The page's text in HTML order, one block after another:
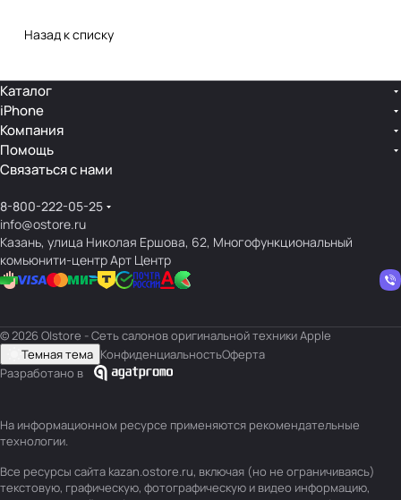
Назад к списку
Каталог
iPhone
Компания
Помощь
Связаться с нами
8-800-222-05-25
info@ostore.ru
Казань, улица Николая Ершова, 62, Многофункциональный
комьюнити-центр Арт Центр
© 2026 O|store - Сеть салонов оригинальной техники Apple
Темная тема КонфиденциальностьОферта
Разработано в
На информационном ресурсе применяются рекомендательные
технологии.
Все ресурсы сайта kazan.ostore.ru, включая (но не ограничиваясь)
текстовую, графическую, фотографическую и видео информацию,